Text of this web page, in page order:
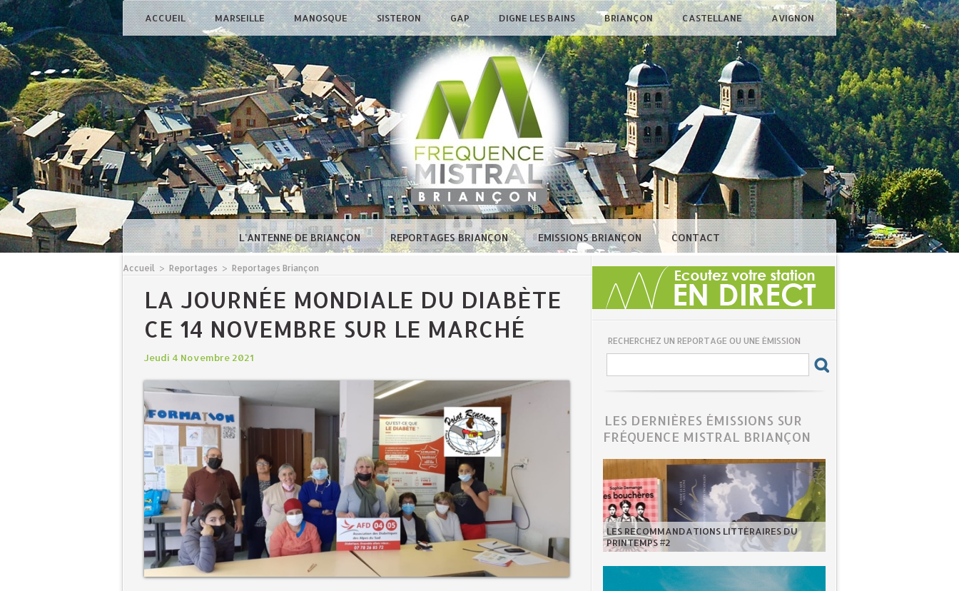
ACCUEIL MARSEILLE MANOSQUE SISTERON GAP DIGNE LES BAINS BRIANÇON CASTELLANE AVIGNON
L'ANTENNE DE BRIANÇON REPORTAGES BRIANÇON EMISSIONS BRIANÇON CONTACT
Accueil > Reportages > Reportages Briançon
LA JOURNÉE MONDIALE DU DIABÈTE
CE 14 NOVEMBRE SUR LE MARCHÉ
Jeudi 4 Novembre 2021
RECHERCHEZ UN REPORTAGE OU UNE ÉMISSION
LES DERNIÈRES ÉMISSIONS SUR
FRÉQUENCE MISTRAL BRIANÇON
LES RECOMMANDATIONS LITTÉRAIRES DU
PRINTEMPS #2